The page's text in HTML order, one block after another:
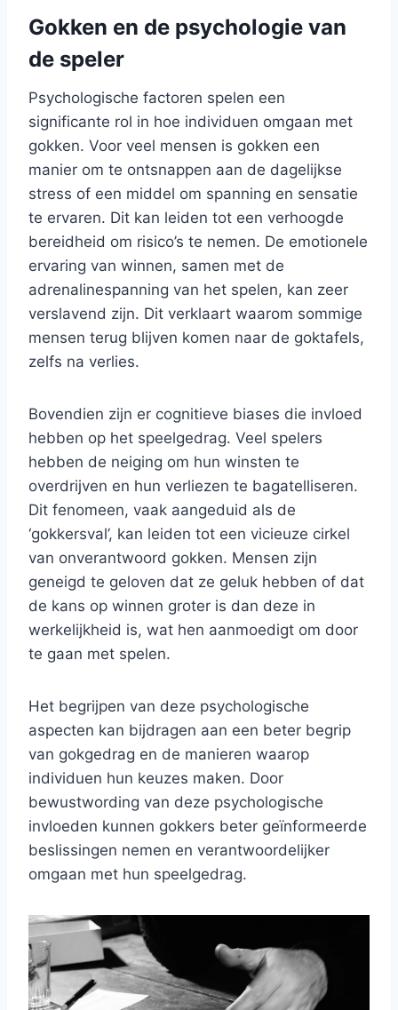
Gokken en de psychologie van
de speler
Psychologische factoren spelen een
significante rol in hoe individuen omgaan met
gokken. Voor veel mensen is gokken een
manier om te ontsnappen aan de dagelijkse
stress of een middel om spanning en sensatie
te ervaren. Dit kan leiden tot een verhoogde
bereidheid om risico’s te nemen. De emotionele
ervaring van winnen, samen met de
adrenalinespanning van het spelen, kan zeer
verslavend zijn. Dit verklaart waarom sommige
mensen terug blijven komen naar de goktafels,
zelfs na verlies.
Bovendien zijn er cognitieve biases die invloed
hebben op het speelgedrag. Veel spelers
hebben de neiging om hun winsten te
overdrijven en hun verliezen te bagatelliseren.
Dit fenomeen, vaak aangeduid als de
‘gokkersval’, kan leiden tot een vicieuze cirkel
van onverantwoord gokken. Mensen zijn
geneigd te geloven dat ze geluk hebben of dat
de kans op winnen groter is dan deze in
werkelijkheid is, wat hen aanmoedigt om door
te gaan met spelen.
Het begrijpen van deze psychologische
aspecten kan bijdragen aan een beter begrip
van gokgedrag en de manieren waarop
individuen hun keuzes maken. Door
bewustwording van deze psychologische
invloeden kunnen gokkers beter geïnformeerde
beslissingen nemen en verantwoordelijker
omgaan met hun speelgedrag.